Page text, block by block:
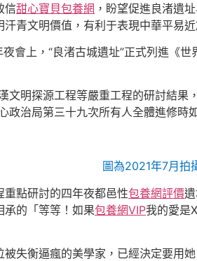
信甜心寶貝包養網 ，盼望促進良渚遺
青文明價值，有利于表現中華平易
會上，“良渚古城遺址”正式列進《
文明探源工程等嚴重工程的研討結果
政治局第三十九次所有人全體進修時
圖為2021年7月拍
點研討的四年夜都邑性包養網評價
承的「等等！如果包養網VIP我的愛是
失衡逼瘋的美學家，已經決定要用